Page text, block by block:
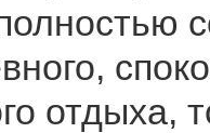
отдыха,